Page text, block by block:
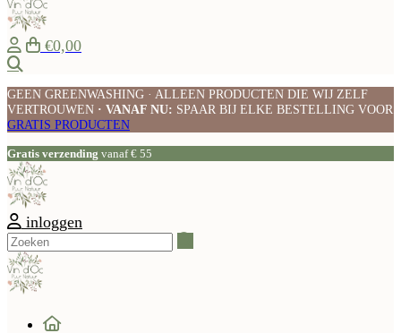
€0,00
GEEN GREENWASHING · ALLEEN PRODUCTEN DIE WIJ ZELF
VERTROUWEN · VANAF NU: SPAAR BIJ ELKE BESTELLING VOOR
GRATIS PRODUCTEN
Gratis verzending vanaf € 55
inloggen